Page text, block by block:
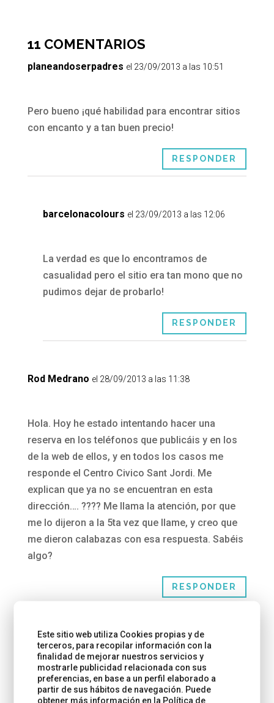
11 COMENTARIOS
planeandoserpadres el 23/09/2013 a las 10:51
Pero bueno ¡qué habilidad para encontrar sitios
con encanto y a tan buen precio!
RESPONDER
barcelonacolours el 23/09/2013 a las 12:06
La verdad es que lo encontramos de
casualidad pero el sitio era tan mono que no
pudimos dejar de probarlo!
RESPONDER
Rod Medrano el 28/09/2013 a las 11:38
Hola. Hoy he estado intentando hacer una
reserva en los teléfonos que publicáis y en los
de la web de ellos, y en todos los casos me
responde el Centro Civico Sant Jordi. Me
explican que ya no se encuentran en esta
dirección…. ???? Me llama la atención, por que
me lo dijeron a la 5ta vez que llame, y creo que
me dieron calabazas con esa respuesta. Sabéis
algo?
RESPONDER
Anónimo el 28/09/2013 a las 23:28
Hola Rod
Este sitio web utiliza Cookies propias y de
terceros, para recopilar información con la
finalidad de mejorar nuestros servicios y
mostrarle publicidad relacionada con sus
preferencias, en base a un perfil elaborado a
partir de sus hábitos de navegación. Puede
obtener más información en la Política de